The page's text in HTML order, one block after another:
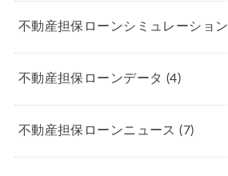
不動産担保ローンシミュレーション
不動産担保ローンデータ (4)
不動産担保ローンニュース(7)